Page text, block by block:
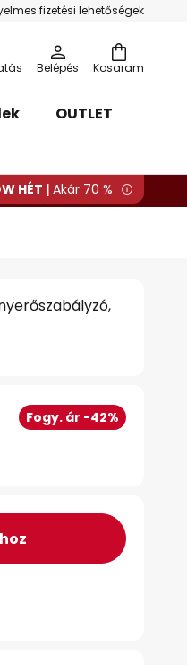
fizetési lehetőségek
Kosaram
Belépés
OUTLET
HÉT |Akár 70 %
Fogy. ár -42%